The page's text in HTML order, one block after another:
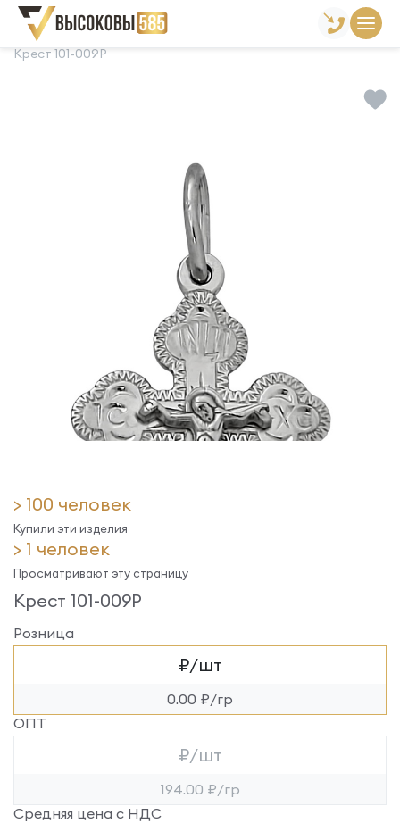
Главная Склад готовой продукции
Крест 101-009Р
> 100 человек
Купили эти изделия
> 1 человек
Просматривают эту страницу
Крест 101-009Р
Розница
₽/шт
0.00 ₽/гр
ОПТ
₽/шт
194.00 ₽/гр
Средняя цена с НДС